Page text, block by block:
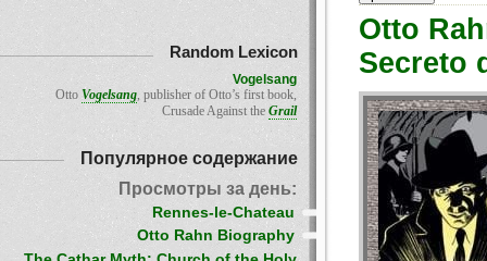
Otto
Secreto
Random Lexicon
Vogelsang
Otto Vogelsang, publisher of Otto’s first book,
Crusade Against the Grail
Популярное содержание
Просмотры за день:
Rennes-le-Chateau
Otto Rahn Biography